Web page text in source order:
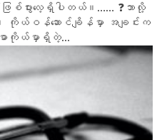
းလေ့ရှိပါတယ်။…… ❓ဘာလို့
ာကိုယ်မှာရှိတဲ့...